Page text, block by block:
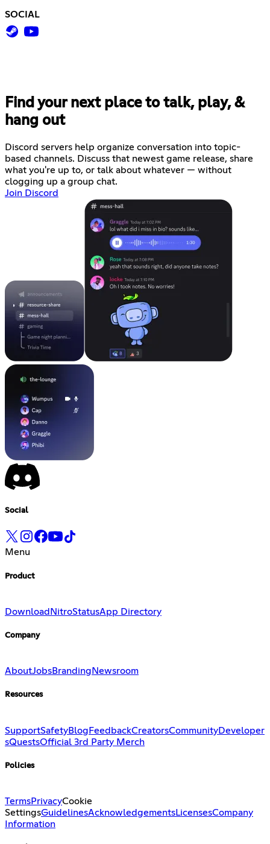
SOCIAL
Find your next place to talk, play, &
hang out
Discord servers help organize conversation into topic-
based channels. Discuss that newest game release, share
what you're up to, or talk about whatever — without
clogging up a group chat.
Join Discord
Social
Menu
Product
Download NitroStatusApp Directory
Company
AboutJobsBranding Newsroom
Resources
SupportSafetyBlogFeedbackCreatorsCommunityDeveloper
sQuestsOfficial 3rd Party Merch
Policies
TermsPrivacyCookie
SettingsGuidelinesAcknowledgementsLicensesCompany
Information